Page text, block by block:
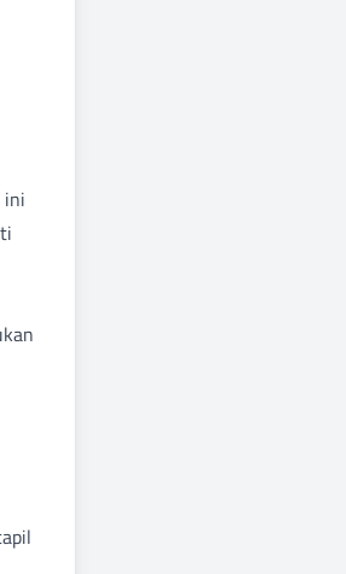
ini